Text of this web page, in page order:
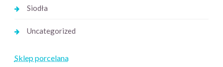
Siodła
Uncategorized
Sklep porcelana